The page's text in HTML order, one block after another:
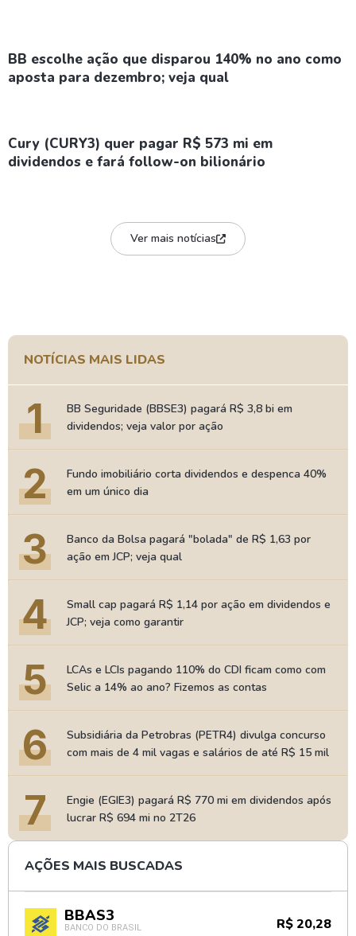
BB escolhe ação que disparou 140% no ano como
aposta para dezembro; veja qual
Cury (CURY3) quer pagar R$ 573 mi em
dividendos e fará follow-on bilionário
Ver mais notícias
NOTÍCIAS MAIS LIDAS
1
BB Seguridade (BBSE3) pagará R$ 3,8 bi em
dividendos; veja valor por ação
2
Fundo imobiliário corta dividendos e despenca 40%
em um único dia
3
Banco da Bolsa pagará "bolada" de R$ 1,63 por
ação em JCP; veja qual
4
Small cap pagará R$ 1,14 por ação em dividendos e
JCP; veja como garantir
5
LCAs e LCIs pagando 110% do CDI ficam como com
Selic a 14% ao ano? Fizemos as contas
6
Subsidiária da Petrobras (PETR4) divulga concurso
com mais de 4 mil vagas e salários de até R$ 15 mil
7
Engie (EGIE3) pagará R$ 770 mi em dividendos após
lucrar R$ 694 mi no 2T26
AÇÕES MAIS BUSCADAS
BBAS3
BANCO DO BRASIL R$ 20,28